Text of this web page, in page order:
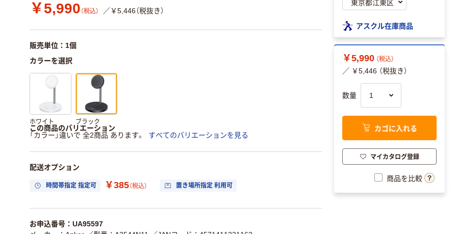
￥5,990 （税込） ／￥5,446（税抜き）
販売単位：1個
カラーを選択
ホワイト ブラック
この商品のバリエーション
「カラー」違いで 全2商品 あります。
すべてのバリエーションを見る
配送オプション
時間帯指定 指定可 ￥385（税込） 置き場所指定 利用可
お申込番号：UA95597
アスクル在庫商品
￥5,990 （税込）
／ ￥5,446 （税抜き）
数量
カゴに入れる
マイカタログ登録
商品を比較